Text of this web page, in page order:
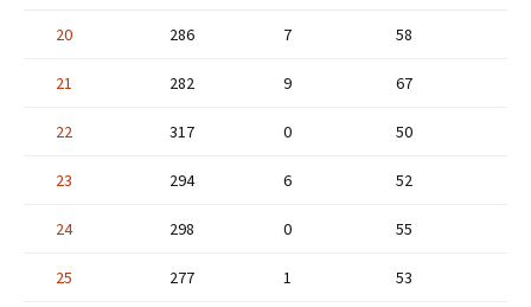
20 286 7 58
21 282 9 67
22 317 0 50
23 294 6 52
24 298 0 55
25 277 1 53